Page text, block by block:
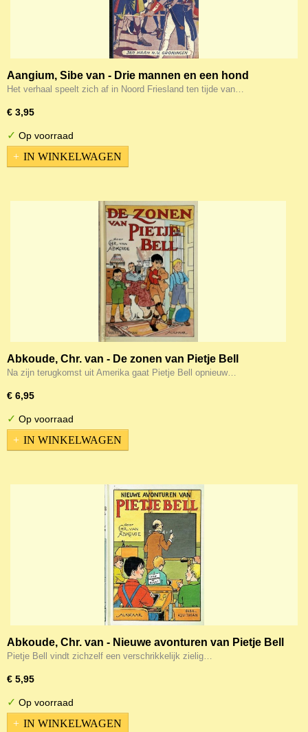
Aangium, Sibe van - Drie mannen en een hond
Het verhaal speelt zich af in Noord Friesland ten tijde van…
€ 3,95
✓ Op voorraad
IN WINKELWAGEN
Abkoude, Chr. van - De zonen van Pietje Bell
Na zijn terugkomst uit Amerika gaat Pietje Bell opnieuw…
€ 6,95
✓ Op voorraad
IN WINKELWAGEN
Abkoude, Chr. van - Nieuwe avonturen van Pietje Bell
Pietje Bell vindt zichzelf een verschrikkelijk zielig…
€ 5,95
✓ Op voorraad
IN WINKELWAGEN